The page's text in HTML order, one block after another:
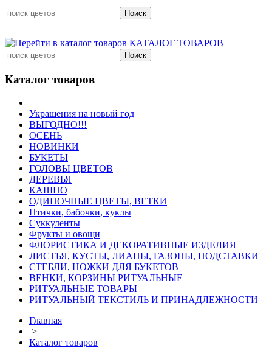
КАТАЛОГ ТОВАРОВ
Каталог товаров
Украшения на новый год
ВЫГОДНО!!!
ОСЕНЬ
НОВИНКИ
БУКЕТЫ
ГОЛОВЫ ЦВЕТОВ
ДЕРЕВЬЯ
КАШПО
ОДИНОЧНЫЕ ЦВЕТЫ, ВЕТКИ
Птички, бабочки, куклы
Суккуленты
Фрукты и овощи
ФЛОРИСТИКА И ДЕКОРАТИВНЫЕ ИЗДЕЛИЯ
ЛИСТЬЯ, КУСТЫ, ЛИАНЫ, ГАЗОНЫ, ПОДСТАВКИ
СТЕБЛИ, НОЖКИ ДЛЯ БУКЕТОВ
ВЕНКИ, КОРЗИНЫ РИТУАЛЬНЫЕ
РИТУАЛЬНЫЕ ТОВАРЫ
РИТУАЛЬНЫЙ ТЕКСТИЛЬ И ПРИНАДЛЕЖНОСТИ
Главная
>
Каталог товаров